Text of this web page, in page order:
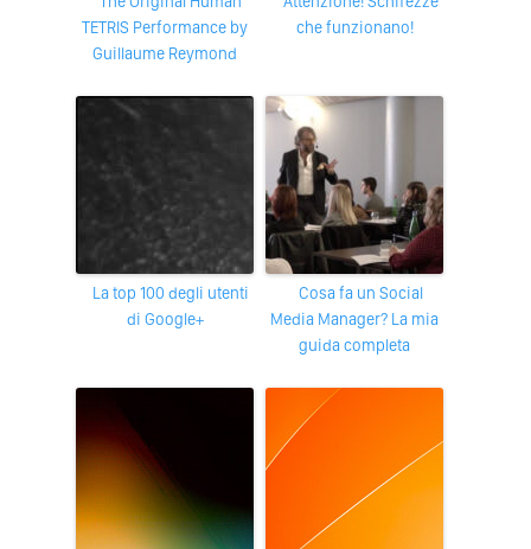
TETRIS Performance by
Guillaume Reymond
che funzionano!
La top 100 degli utenti
di Google+
Cosa fa un Social
Media Manager? La mia
guida completa